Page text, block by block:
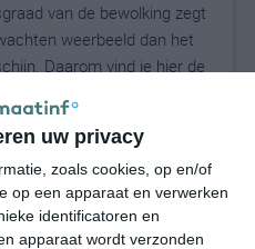
uw privacy
zoals cookies, op en/of
op een apparaat en verwerken
identificatoren en
apparaat wordt verzonden
van de bewolking zegt
weerbeeld dan het
Daarom vind je hier de
voor Seligenstadt.